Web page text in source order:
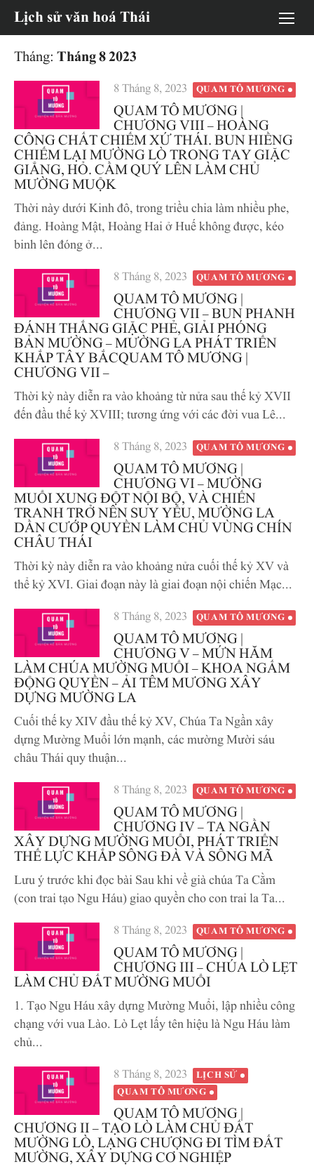
Chuyển
dung
Lịch sử văn hoá Thái
Tháng: Tháng 8 2023
Đăng
vào
8 Tháng 8, 2023 QUAM TÔ MƯƠNG
QUAM TÔ MƯƠNG |
CHƯƠNG VIII – HOÀNG
CÔNG CHẤT CHIẾM XỨ THÁI. BUN HIỀNG
CHIẾM LẠI MƯỜNG LÒ TRONG TAY GIẶC
GIẲNG, HỎ. CẦM QUÝ LÊN LÀM CHỦ
MƯỜNG MUỘK
Thời này dưới Kinh đô, trong triều chia làm nhiều phe,
đảng. Hoàng Mật, Hoàng Hai ở Huế không được, kéo
binh lên đóng ở...
Đăng
vào
8 Tháng 8, 2023 QUAM TÔ MƯƠNG
QUAM TÔ MƯƠNG |
CHƯƠNG VII – BUN PHANH
ĐÁNH THẮNG GIẶC PHẺ, GIẢI PHÓNG
BẢN MƯỜNG – MƯỜNG LA PHÁT TRIỂN
KHẮP TÂY BẮCQUAM TÔ MƯƠNG |
CHƯƠNG VII –
Thời kỳ này diễn ra vào khoảng từ nửa sau thế kỷ XVII
đến đầu thế kỷ XVIII; tương ứng với các đời vua Lê...
Đăng
vào
8 Tháng 8, 2023 QUAM TÔ MƯƠNG
QUAM TÔ MƯƠNG |
CHƯƠNG VI – MƯỜNG
MUỔI XUNG ĐỘT NỘI BỘ, VÀ CHIẾN
TRANH TRỞ NÊN SUY YẾU, MƯỜNG LA
DẦN CƯỚP QUYỀN LÀM CHỦ VÙNG CHÍN
CHÂU THÁI
Thời kỳ này diễn ra vào khoảng nửa cuối thế kỷ XV và
thể kỷ XVI. Giai đoạn này là giai đoạn nội chiến Mạc...
Đăng
vào
8 Tháng 8, 2023 QUAM TÔ MƯƠNG
QUAM TÔ MƯƠNG |
CHƯƠNG V – MỨN HĂM
LÀM CHÚA MƯỜNG MUỔI – KHOA NGẤM
ĐỘNG QUYỀN – ẢI TÊM MƯƠNG XÂY
DỰNG MƯỜNG LA
Cuối thế ky XIV đầu thế kỷ XV, Chúa Ta Ngần xây
dựng Mường Muổi lớn mạnh, các mường Mười sáu
châu Thái quy thuận...
Đăng
vào
8 Tháng 8, 2023 QUAM TÔ MƯƠNG
QUAM TÔ MƯƠNG |
CHƯƠNG IV – TA NGẦN
XÂY DỰNG MƯỜNG MUỔI, PHÁT TRIỂN
THẾ LỰC KHẮP SÔNG ĐÀ VÀ SÔNG MÃ
Lưu ý trước khi đọc bài Sau khi về già chúa Ta Cằm
(con trai tạo Ngu Háu) giao quyền cho con trai la Ta...
Đăng
vào
8 Tháng 8, 2023 QUAM TÔ MƯƠNG
QUAM TÔ MƯƠNG |
CHƯƠNG III – CHÚA LÒ LẸT
LÀM CHỦ ĐẤT MƯỜNG MUỔI
1. Tạo Ngu Háu xây dựng Mường Muổi, lập nhiều công
chạng với vua Lào. Lò Lẹt lấy tên hiệu là Ngu Háu làm
chủ...
Đăng
vào
8 Tháng 8, 2023
LỊCH SỬ
QUAM TÔ MƯƠNG
QUAM TÔ MƯƠNG |
CHƯƠNG II – TẠO LÒ LÀM CHỦ ĐẤT
MƯỜNG LÒ, LẠNG CHƯỢNG ĐI TÌM ĐẤT
MƯỜNG, XÂY DỰNG CƠ NGHIỆP